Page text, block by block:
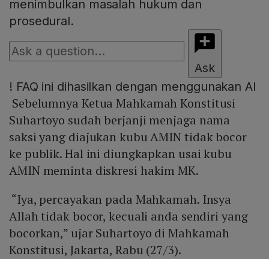
menimbulkan masalah hukum dan
prosedural.
Ask
! FAQ ini dihasilkan dengan menggunakan AI
Sebelumnya Ketua Mahkamah Konstitusi
Suhartoyo sudah berjanji menjaga nama
saksi yang diajukan kubu AMIN tidak bocor
ke publik. Hal ini diungkapkan usai kubu
AMIN meminta diskresi hakim MK.
“Iya, percayakan pada Mahkamah. Insya
Allah tidak bocor, kecuali anda sendiri yang
bocorkan,” ujar Suhartoyo di Mahkamah
Konstitusi, Jakarta, Rabu (27/3).